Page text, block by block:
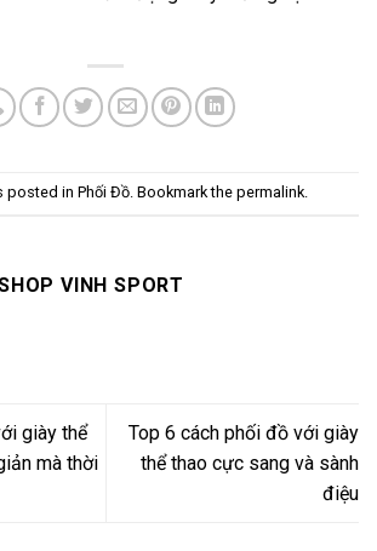
posted in Phối Đồ. Bookmark the permalink.
VINH SPORT
giày thể
mà thời
Top 6 cách phối đồ với giày
thể thao cực sang và sành
điệu